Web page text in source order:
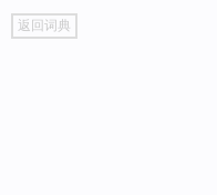
go
top
返回词典